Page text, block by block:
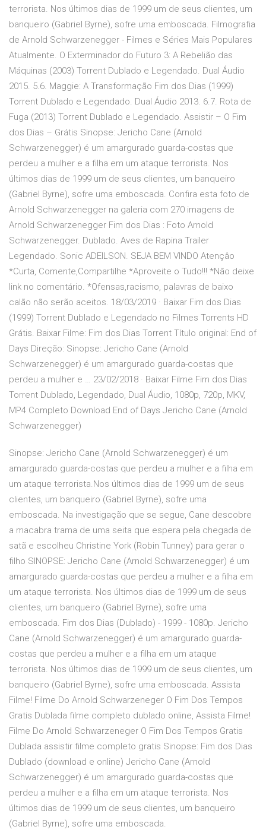
terrorista. Nos últimos dias de 1999 um de seus clientes, um
banqueiro (Gabriel Byrne), sofre uma emboscada. Filmografia
de Arnold Schwarzenegger - Filmes e Séries Mais Populares
Atualmente. O Exterminador do Futuro 3: A Rebelião das
Máquinas (2003) Torrent Dublado e Legendado. Dual Áudio
2015. 5.6. Maggie: A Transformação Fim dos Dias (1999)
Torrent Dublado e Legendado. Dual Áudio 2013. 6.7. Rota de
Fuga (2013) Torrent Dublado e Legendado. Assistir – O Fim
dos Dias – Grátis Sinopse: Jericho Cane (Arnold
Schwarzenegger) é um amargurado guarda-costas que
perdeu a mulher e a filha em um ataque terrorista. Nos
últimos dias de 1999 um de seus clientes, um banqueiro
(Gabriel Byrne), sofre uma emboscada. Confira esta foto de
Arnold Schwarzenegger na galeria com 270 imagens de
Arnold Schwarzenegger Fim dos Dias : Foto Arnold
Schwarzenegger. Dublado. Aves de Rapina Trailer
Legendado. Sonic ADEILSON. SEJA BEM VINDO Atençâo
*Curta, Comente,Compartilhe *Aproveite o Tudo!!! *Não deixe
link no comentário. *Ofensas,racismo, palavras de baixo
calão não serão aceitos. 18/03/2019 · Baixar Fim dos Dias
(1999) Torrent Dublado e Legendado no Filmes Torrents HD
Grátis. Baixar Filme: Fim dos Dias Torrent Título original: End of
Days Direção: Sinopse: Jericho Cane (Arnold
Schwarzenegger) é um amargurado guarda-costas que
perdeu a mulher e … 23/02/2018 · Baixar Filme Fim dos Dias
Torrent Dublado, Legendado, Dual Áudio, 1080p, 720p, MKV,
MP4 Completo Download End of Days Jericho Cane (Arnold
Schwarzenegger)
Sinopse: Jericho Cane (Arnold Schwarzenegger) é um
amargurado guarda-costas que perdeu a mulher e a filha em
um ataque terrorista.Nos últimos dias de 1999 um de seus
clientes, um banqueiro (Gabriel Byrne), sofre uma
emboscada. Na investigação que se segue, Cane descobre
a macabra trama de uma seita que espera pela chegada de
satã e escolheu Christine York (Robin Tunney) para gerar o
filho SINOPSE: Jericho Cane (Arnold Schwarzenegger) é um
amargurado guarda-costas que perdeu a mulher e a filha em
um ataque terrorista. Nos últimos dias de 1999 um de seus
clientes, um banqueiro (Gabriel Byrne), sofre uma
emboscada. Fim dos Dias (Dublado) - 1999 - 1080p. Jericho
Cane (Arnold Schwarzenegger) é um amargurado guarda-
costas que perdeu a mulher e a filha em um ataque
terrorista. Nos últimos dias de 1999 um de seus clientes, um
banqueiro (Gabriel Byrne), sofre uma emboscada. Assista
Filme! Filme Do Arnold Schwarzeneger O Fim Dos Tempos
Gratis Dublada filme completo dublado online, Assista Filme!
Filme Do Arnold Schwarzeneger O Fim Dos Tempos Gratis
Dublada assistir filme completo gratis Sinopse: Fim dos Dias
Dublado (download e online) Jericho Cane (Arnold
Schwarzenegger) é um amargurado guarda-costas que
perdeu a mulher e a filha em um ataque terrorista. Nos
últimos dias de 1999 um de seus clientes, um banqueiro
(Gabriel Byrne), sofre uma emboscada.